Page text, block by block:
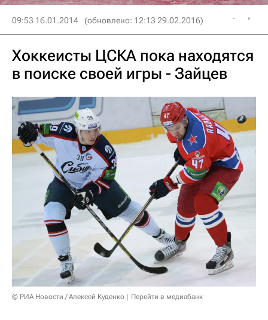
09:53 16.01.2014 (обновлено: 12:13 29.02.2016)
Хоккеисты ЦСКА пока находятся
в поиске своей игры - Зайцев
© РИА Новости / Алексей Куденко Перейти в медиабанк